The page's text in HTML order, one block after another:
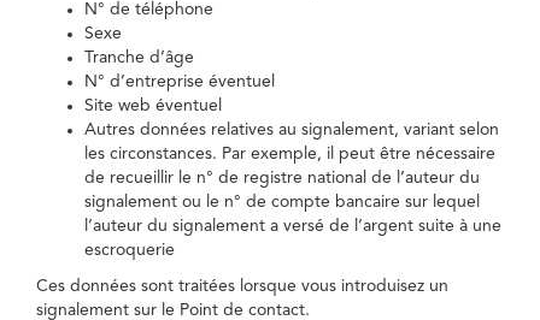
N° de téléphone
Sexe
Tranche d’âge
N° d’entreprise éventuel
Site web éventuel
Autres données relatives au signalement, variant selon
les circonstances. Par exemple, il peut être nécessaire
de recueillir le n° de registre national de l’auteur du
signalement ou le n° de compte bancaire sur lequel
l’auteur du signalement a versé de l’argent suite à une
escroquerie
Ces données sont traitées lorsque vous introduisez un
signalement sur le Point de contact.